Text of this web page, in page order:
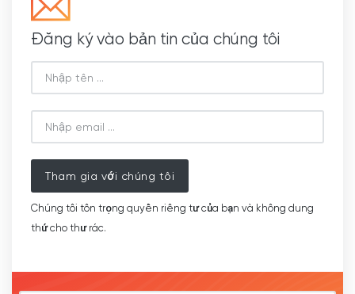
Đăng ký vào bản tin của chúng tôi
Tham gia với chúng tôi
Chúng tôi tôn trọng quyền riêng tư của bạn và không dung
thứ cho thư rác.